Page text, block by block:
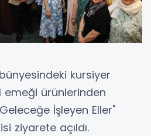
kursiyer
emeği ürünlerinden
İşleyen Eller"
ziyarete açıldı.